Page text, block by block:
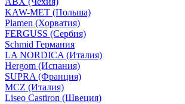
KAW-MET (Польша)
Plamen (Хорватия)
FERGUSS (Сербия)
Schmid Германия
LA NORDICA (Италия)
Hergom (Испания)
SUPRA (Франция)
MCZ (Италия)
Liseo Castiron (Швеция)